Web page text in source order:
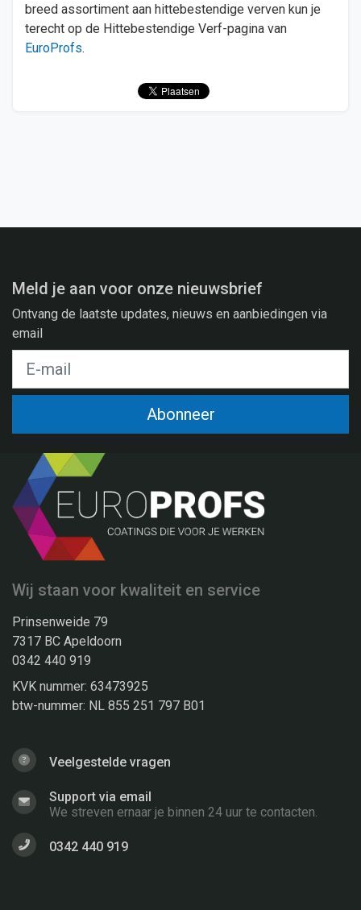
breed assortiment aan hittebestendige verven kun je
terecht op de Hittebestendige Verf-pagina van
EuroProfs.
Meld je aan voor onze nieuwsbrief
Ontvang de laatste updates, nieuws en aanbiedingen via
email
Abonneer
Wij staan voor kwaliteit en service
Prinsenweide 79
7317 BC Apeldoorn
0342 440 919
KVK nummer: 63473925
btw-nummer: NL 855 251 797 B01
Veelgestelde vragen
Support via email
We streven ernaar je binnen 24 uur te contacten.
0342 440 919